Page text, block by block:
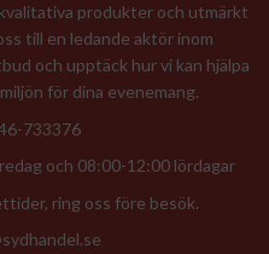
produkter och utmärkt
till en ledande aktör inom
och upptäck hur vi kan hjälpa
för dina evenemang.
733376
och 08:00-12:00 lördagar
ring oss före besök.